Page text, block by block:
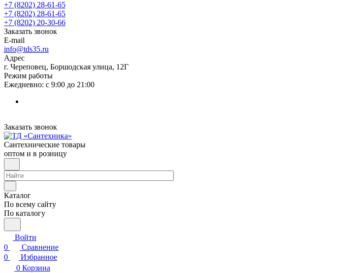
+7 (8202) 28‑61-65
+7 (8202) 28‑61-65
+7 (8202) 20‑30-66
Заказать звонок
E-mail
info@tds35.ru
Адрес
г. Череповец, Боршодская улица, 12Г
Режим работы
Ежедневно: с 9:00 до 21:00
Заказать звонок
Сантехнические товары
оптом и в розницу
Каталог
По всему сайту
По каталогу
Войти
0
Сравнение
0
Избранное
0 Корзина